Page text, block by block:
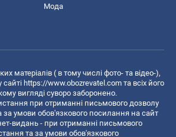
Мода
матеріалів ( в тому числі фото- та відео-),
https://www.obozrevatel.com та всіх його
вигляді суворо заборонено.
при отриманні письмового дозволу
за умови обов'язкового посилання на сайт
видань - при отриманні письмового
та за умови обов'язкового